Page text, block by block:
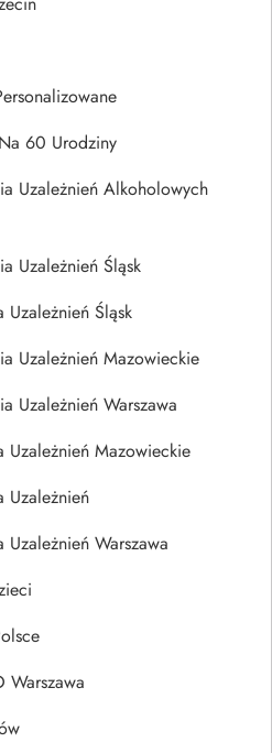
60 Urodziny
Uzależnień Alkoholowych
Uzależnień Śląsk
Uzależnień Śląsk
Uzależnień Mazowieckie
Uzależnień Warszawa
Uzależnień Mazowieckie
Uzależnień
Uzależnień Warszawa
Warszawa